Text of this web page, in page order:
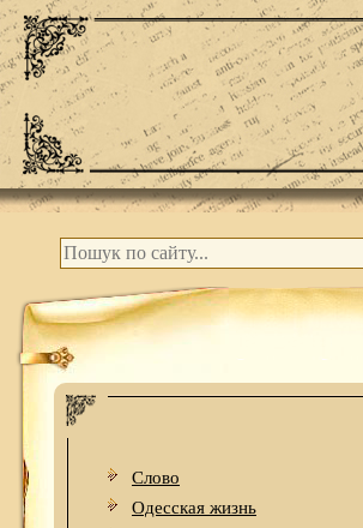
Слово
Одесская жизнь